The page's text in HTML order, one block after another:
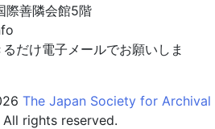
スト
年10月31日まで》
際善隣会館5階
だけ電子メールでお願いしま
The Japan Society for Archival
All rights reserved.